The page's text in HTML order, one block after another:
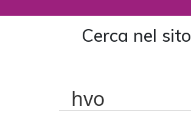
Cerca nel sito